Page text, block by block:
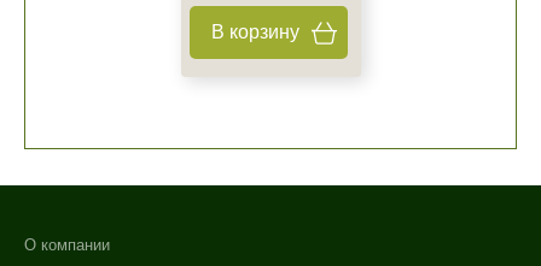
В корзину
О компании